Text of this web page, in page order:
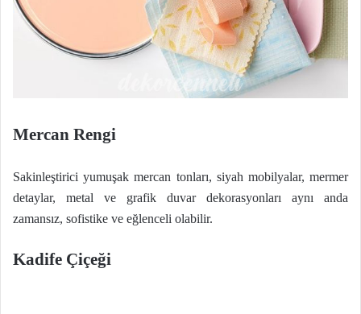
Mercan Rengi
Sakinleştirici yumuşak mercan tonları, siyah mobilyalar, mermer
detaylar, metal ve grafik duvar dekorasyonları aynı anda
zamansız, sofistike ve eğlenceli olabilir.
Kadife Çiçeği